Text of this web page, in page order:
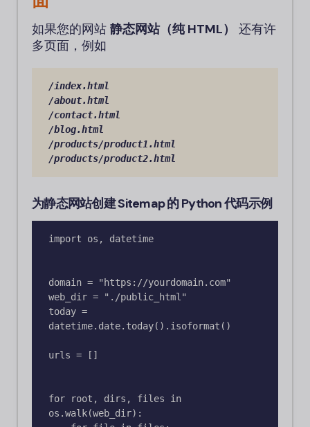
如果您的网站 静态网站（纯 HTML）
还有许
多页面，例如
/index.html
/about.html
/contact.html
/blog.html
/products/product1.html
/products/product2.html
为静态网站创建 Sitemap 的 Python 代码示例
import os, datetime
domain = "https://yourdomain.com"
web_dir = "./public_html"
today =
datetime.date.today().isoformat()
urls = []
for root, dirs, files in
os.walk(web_dir):